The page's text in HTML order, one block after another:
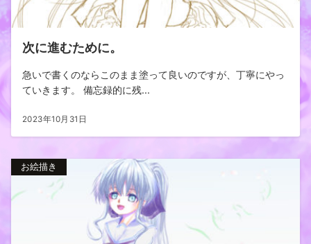
次に進むために。
急いで書くのならこのまま塗って良いのですが、丁寧にやっ
ていきます。 備忘録的に残...
2023年10月31日
お絵描き